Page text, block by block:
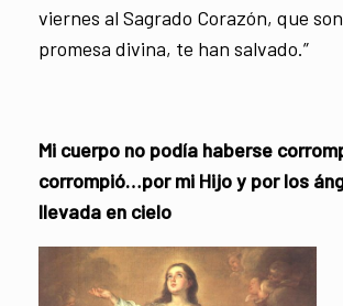
viernes al Sagrado Corazón, que
promesa divina, te han salvado.”
Mi cuerpo no podía haberse
corrompió…por mi Hijo y por los
llevada en cielo